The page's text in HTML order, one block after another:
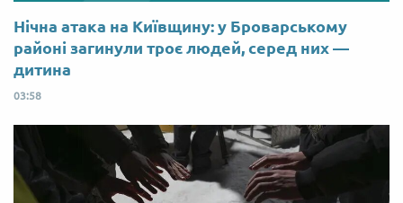
Нічна атака на Київщину: у Броварському
районі загинули троє людей, серед них —
дитина
03:58